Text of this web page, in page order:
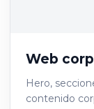
Web
Hero,
contenido